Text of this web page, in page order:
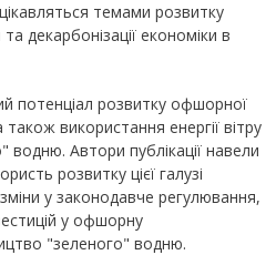
темами розвитку
декарбонізації економіки в
потенціал розвитку офшорної
також використання енергії вітру
Автори публікації навели
розвитку цієї галузі
у законодавче регулювання,
у офшорну
"зеленого" водню.